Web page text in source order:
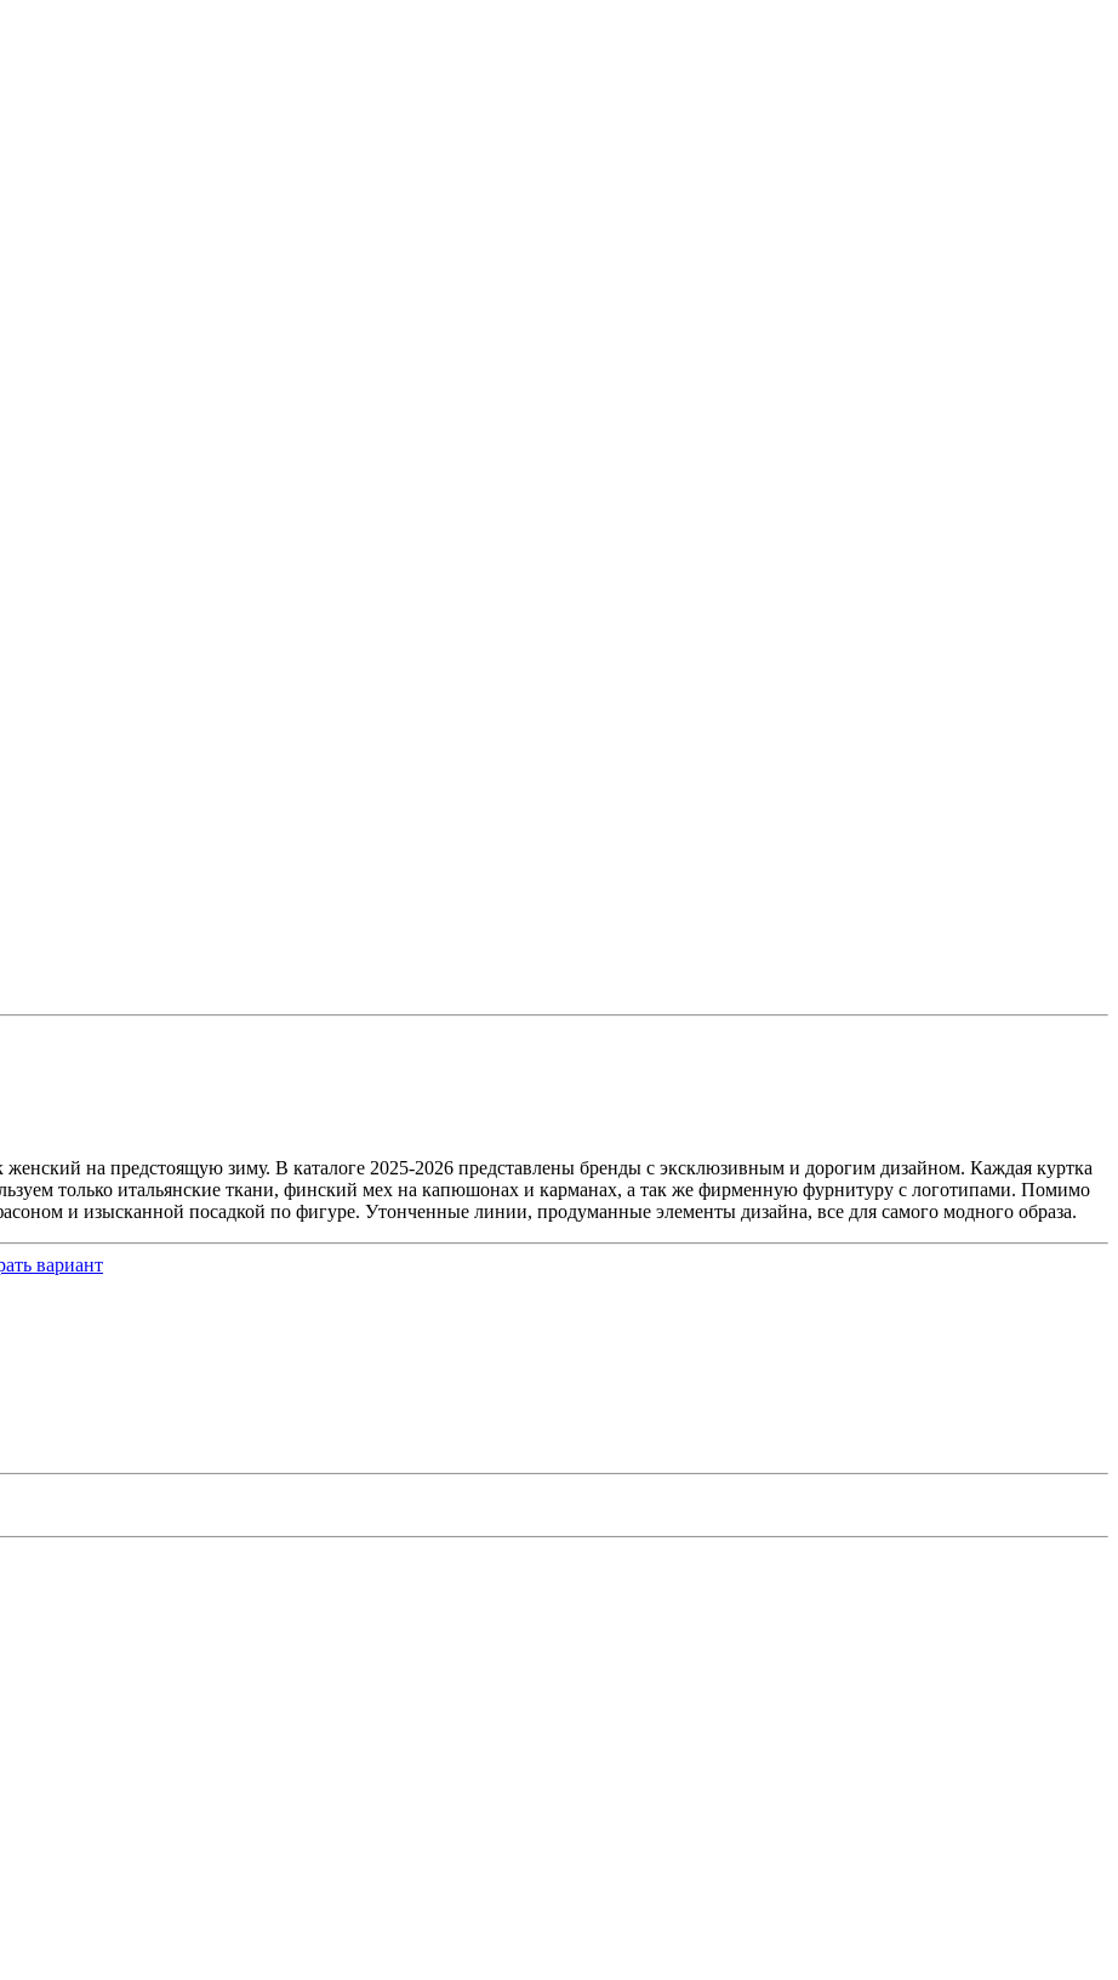
на предстоящую зиму. В каталоге 2025-2026 представлены бренды с эксклюзивным и дорогим дизайном. Каждая куртка
только итальянские ткани, финский мех на капюшонах и карманах, а так же фирменную фурнитуру с логотипами. Помимо
и изысканной посадкой по фигуре. Утонченные линии, продуманные элементы дизайна, все для самого модного образа.
вариант